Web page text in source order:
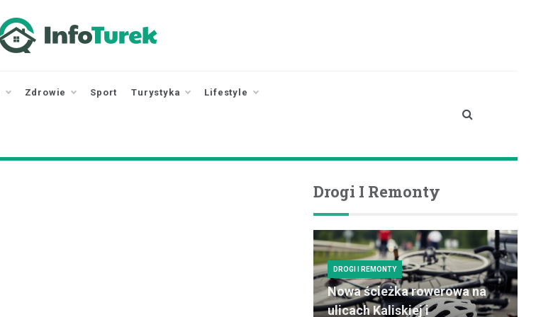
Zdrowie Sport Turystyka Lifestyle
Drogi I Remonty
DROGI I REMONTY
Nowa ścieżka rowerowa na
ulicach Kaliskiej i